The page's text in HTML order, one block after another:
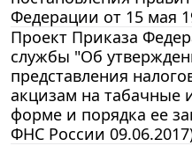
Федерации от 15 мая
Проект Приказа
службы "Об
представления
акцизам на табачные
форме и порядка ее
ФНС России